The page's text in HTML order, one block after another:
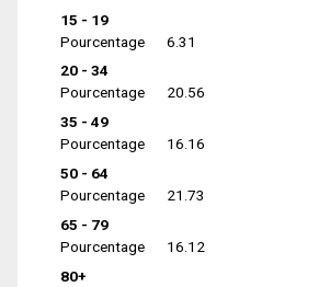
15 - 19
Pourcentage
6.31
20 - 34
Pourcentage
20.56
35 - 49
Pourcentage
16.16
50 - 64
Pourcentage
21.73
65 - 79
Pourcentage
16.12
80+